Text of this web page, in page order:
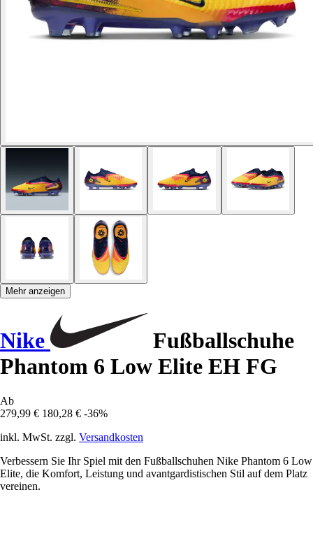
Mehr anzeigen
Nike
Fußballschuhe
Phantom 6 Low Elite EH FG
Ab
279,99 € 180,28 € -36%
inkl. MwSt. zzgl. Versandkosten
Verbessern Sie Ihr Spiel mit den Fußballschuhen Nike Phantom 6 Low
Elite, die Komfort, Leistung und avantgardistischen Stil auf dem Platz
vereinen.